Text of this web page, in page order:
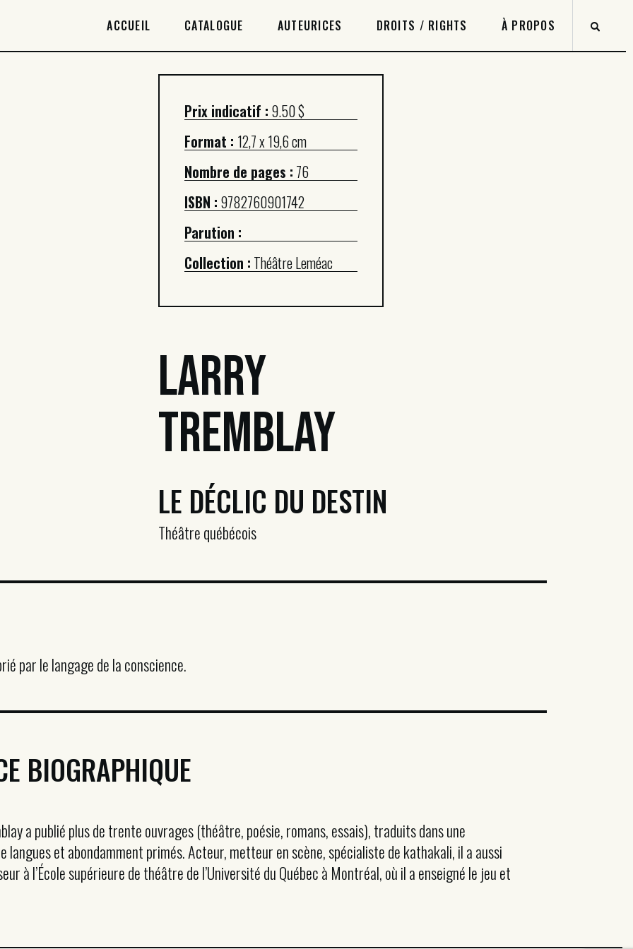
ACCUEIL CATALOGUE AUTEURICES DROITS / RIGHTS À PROPOS
CATALOGUE
Prix indicatif : 9.50 $
Format : 12,7 x 19,6 cm
Nombre de pages : 76
ISBN : 9782760901742
Parution :
Collection : Théâtre Leméac
Larry
Tremblay
LE DÉCLIC DU DESTIN
Théâtre québécois
par le langage de la conscience.
BIOGRAPHIQUE
a publié plus de trente ouvrages (théâtre, poésie, romans, essais), traduits dans une
langues et abondamment primés. Acteur, metteur en scène, spécialiste de kathakali, il a aussi
à l’École supérieure de théâtre de l’Université du Québec à Montréal, où il a enseigné le jeu et